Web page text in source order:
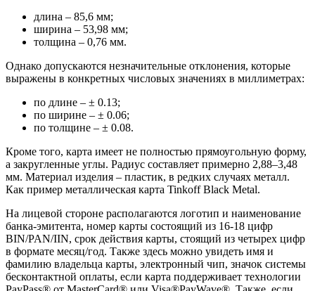
длина – 85,6 мм;
ширина – 53,98 мм;
толщина – 0,76 мм.
Однако допускаются незначительные отклонения, которые
выражены в конкретных числовых значениях в миллиметрах:
по длине – ± 0.13;
по ширине – ± 0.06;
по толщине – ± 0.08.
Кроме того, карта имеет не полностью прямоугольную форму,
а закругленные углы. Радиус составляет примерно 2,88–3,48
мм. Материал изделия – пластик, в редких случаях металл.
Как пример металлическая карта Tinkoff Black Metal.
На лицевой стороне располагаются логотип и наименование
банка-эмитента, номер карты состоящий из 16-18 цифр
BIN/PAN/IIN, срок действия карты, стоящий из четырех цифр
в формате месяц/год. Также здесь можно увидеть имя и
фамилию владельца карты, электронный чип, значок системы
бесконтактной оплаты, если карта поддерживает технологии